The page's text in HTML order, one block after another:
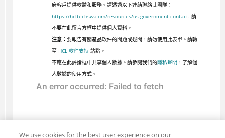
府客戶提供軟體和服務。請透過以下連結聯絡此團隊：
https://hcltechsw.com/resources/us-government-contact. 請
不要在此留言方框中提供個人資料。
注意： 要報告有關產品軟件的問題或疑問，請勿使用此表單。請轉
至 HCL 軟件支持站點。
不應在此評論框中共享個人數據。請參閱我們的隱私聲明 ，了解個
人數據的使用方式。
We use cookies for the best user experience on our